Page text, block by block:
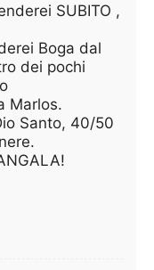
SUBITO ,
Boga dal
dei pochi
Marlos.
Santo, 40/50